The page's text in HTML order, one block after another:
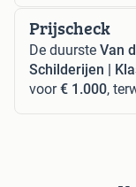
Prijscheck
De duurste Van
Schilderijen |
voor€ 1.000,